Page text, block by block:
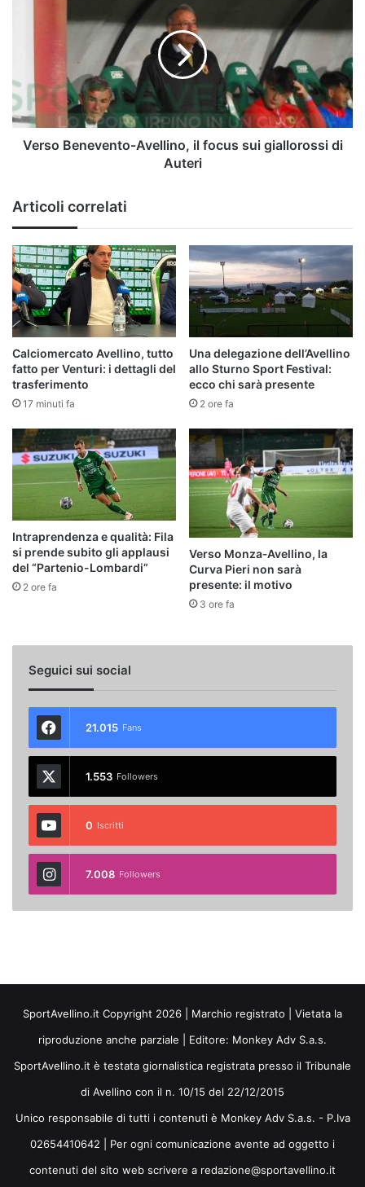
giallorossi
di
Auteri
Verso Benevento-Avellino, il focus sui giallorossi di
Auteri
Articoli correlati
Calciomercato Avellino, tutto
fatto per Venturi: i dettagli del
trasferimento
17 minuti fa
Una delegazione dell’Avellino
allo Sturno Sport Festival:
ecco chi sarà presente
2 ore fa
Intraprendenza e qualità: Fila
si prende subito gli applausi
del “Partenio-Lombardi”
2 ore fa
Verso Monza‑Avellino, la
Curva Pieri non sarà
presente: il motivo
3 ore fa
Seguici sui social
21.015 Fans
1.553 Followers
0 Iscritti
7.008 Followers
SportAvellino.it Copyright 2026 | Marchio registrato | Vietata la
riproduzione anche parziale | Editore: Monkey Adv S.a.s.
SportAvellino.it è testata giornalistica registrata presso il Tribunale
di Avellino con il n. 10/15 del 22/12/2015
Unico responsabile di tutti i contenuti è Monkey Adv S.a.s. - P.Iva
02654410642 | Per ogni comunicazione avente ad oggetto i
contenuti del sito web scrivere a redazione@sportavellino.it